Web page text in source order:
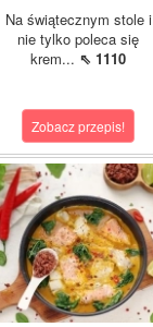
Na świątecznym stole i
nie tylko poleca się
krem... ⇖ 1110
Zobacz przepis!